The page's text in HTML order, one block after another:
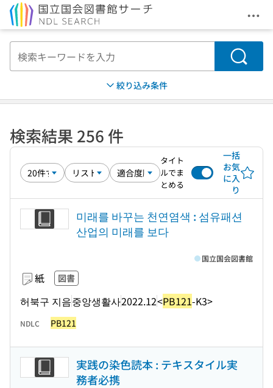
メ
検索
絞り込み条件
検索結果 256 件
タイト
ルでま
とめる
一括
お気
に入
り
미래를 바꾸는 천연염색 : 섬유패션
산업의 미래를 보다
紙 図書
허북구 지음중앙생활사2022.12<PB121-K3>
国立国会図書館
NDLC PB121
実践の染色読本 : テキスタイル実
務者必携